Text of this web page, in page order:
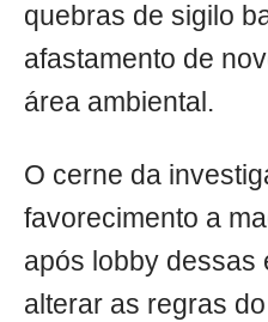
quebras de sigilo
afastamento de
área ambiental.
O cerne da
favorecimento a
após lobby dessas
alterar as regras